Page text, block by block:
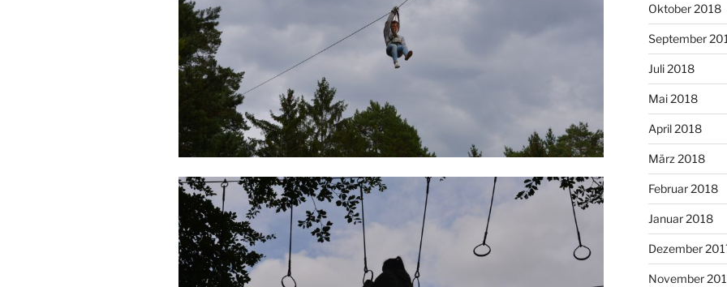
Oktober 2018
September
Juli 2018
Mai 2018
April 2018
März 2018
Februar 2018
Januar 2018
Dezember
November